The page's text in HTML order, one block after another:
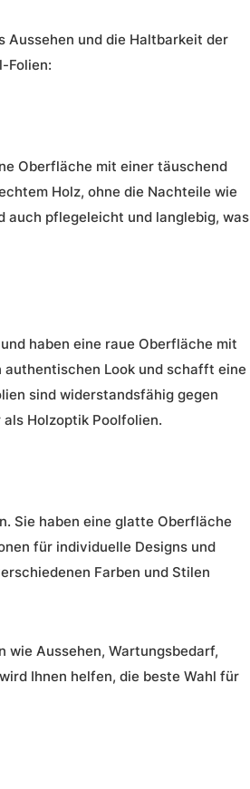
Aussehen und die Haltbarkeit der
Folien:
Oberfläche mit einer täuschend
Holz, ohne die Nachteile wie
auch pflegeleicht und langlebig, was
haben eine raue Oberfläche mit
Look und schafft eine
sind widerstandsfähig gegen
als Holzoptik Poolfolien.
Sie haben eine glatte Oberfläche
für individuelle Designs und
Farben und Stilen
wie Aussehen, Wartungsbedarf,
Ihnen helfen, die beste Wahl für